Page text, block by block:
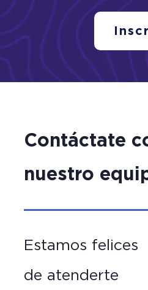
Contáctate
nuestro
Estamos felices
de atenderte